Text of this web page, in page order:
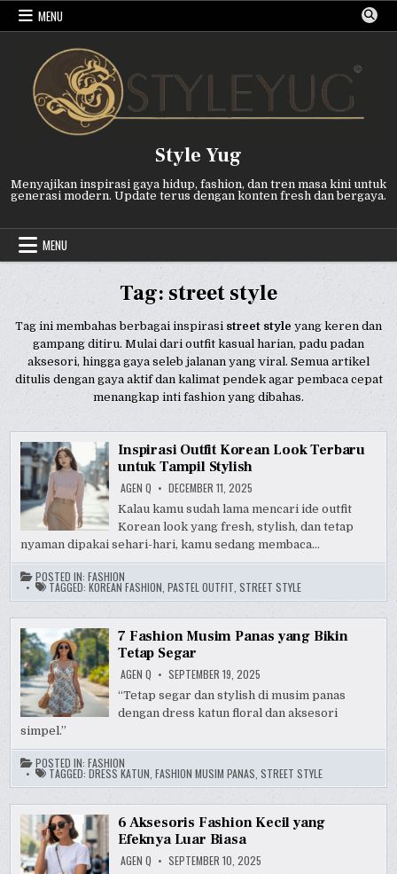
Skip
MENU
Style Yug
Menyajikan inspirasi gaya hidup, fashion, dan tren masa kini untuk
generasi modern. Update terus dengan konten fresh dan bergaya.
MENU
Tag: street style
Tag ini membahas berbagai inspirasi street style yang keren dan
gampang ditiru. Mulai dari outfit kasual harian, padu padan
aksesori, hingga gaya seleb jalanan yang viral. Semua artikel
ditulis dengan gaya aktif dan kalimat pendek agar pembaca cepat
menangkap inti fashion yang dibahas.
Inspirasi Outfit Korean Look Terbaru
untuk Tampil Stylish
AGEN Q DECEMBER 11, 2025
Kalau kamu sudah lama mencari ide outfit
Korean look yang fresh, stylish, dan tetap
nyaman dipakai sehari-hari, kamu sedang membaca…
POSTED IN:FASHION
TAGGED:KOREAN FASHION ,PASTEL OUTFIT ,STREET STYLE
7 Fashion Musim Panas yang Bikin
Tetap Segar
AGEN Q SEPTEMBER 19, 2025
“Tetap segar dan stylish di musim panas
dengan dress katun floral dan aksesori
simpel.”
POSTED IN:FASHION
TAGGED:DRESS KATUN ,FASHION MUSIM PANAS ,STREET STYLE
6 Aksesoris Fashion Kecil yang
Efeknya Luar Biasa
AGEN Q SEPTEMBER 10, 2025